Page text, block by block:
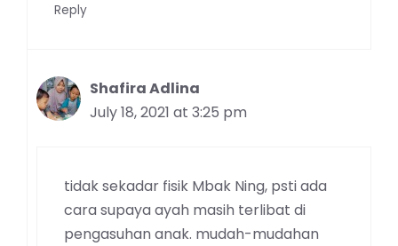
Reply
Shafira Adlina
July 18, 2021 at 3:25 pm
tidak sekadar fisik Mbak Ning, psti ada
cara supaya ayah masih terlibat di
pengasuhan anak. mudah-mudahan